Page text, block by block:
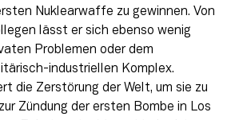
Nuklearwaffe zu gewinnen. Von
lässt er sich ebenso wenig
Problemen oder dem
industriellen Komplex.
die Zerstörung der Welt, um sie zu
Zündung der ersten Bombe in Los